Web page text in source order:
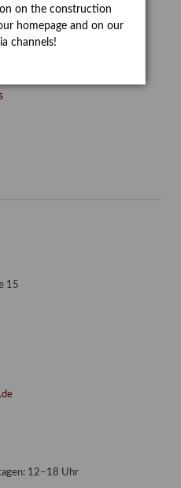
Wolf and Dog
– Kunstdetektivinnen im
15
12–18 Uhr
on the construction
homepage and on our
channels!